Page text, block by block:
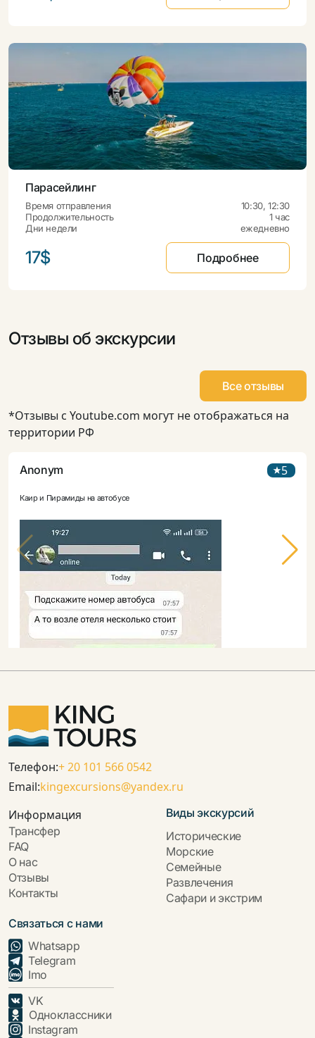
Парасейлинг
Время отправления
10:30, 12:30
Продолжительность
1 час
Дни недели
ежедневно
17$ Подробнее
Отзывы об экскурсии
Все отзывы
*Отзывы с Youtube.com могут не отображаться на
территории РФ
Anonym 5
Каир и Пирамиды на автобусе
Телефон:+ 20 101 566 0542
Email:kingexcursions@yandex.ru
Информация
Трансфер
FAQ
О нас
Отзывы
Контакты
Виды экскурсий
Исторические
Морские
Семейные
Развлечения
Сафари и экстрим
Связаться с нами
Whatsapp
Telegram
Imo
VK
Одноклассники
Instagram